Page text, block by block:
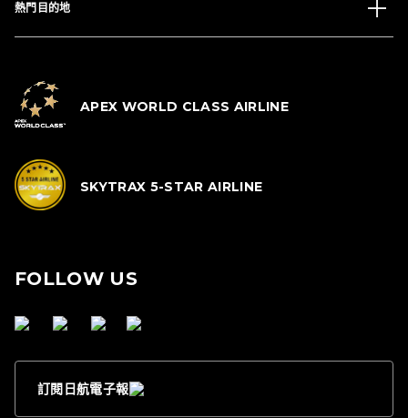
熱門目的地
APEX WORLD CLASS AIRLINE
SKYTRAX 5-STAR AIRLINE
FOLLOW US
訂閱日航電子報